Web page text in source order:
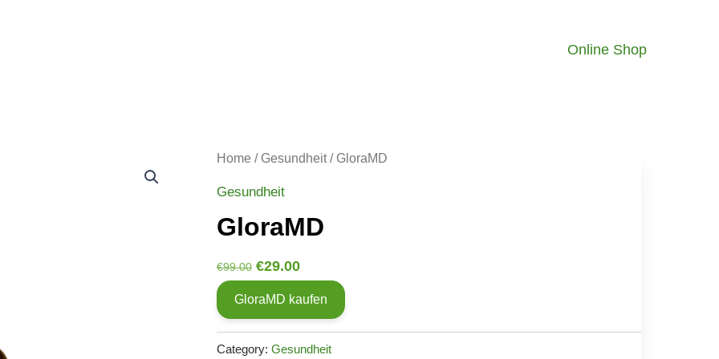
Online Shop
Home / Gesundheit/ GloraMD
Gesundheit
GloraMD
€99.00 Original
€99.00.
€29.00Current
€29.00.
GloraMD kaufen
Category: Gesundheit